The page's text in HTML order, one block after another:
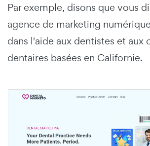
Par exemple, disons que vous
agence de marketing
dans l'aide aux dentistes et aux
dentaires basées en Californie.